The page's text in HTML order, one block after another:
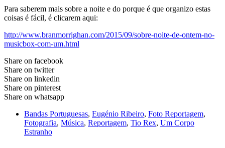
Para saberem mais sobre a noite e do porque é que organizo estas
coisas é fácil, é clicarem aqui:
http://www.branmorrighan.com/2015/09/sobre-noite-de-ontem-no-
musicbox-com-um.html
Share on facebook
Share on twitter
Share on linkedin
Share on pinterest
Share on whatsapp
Bandas Portuguesas, Eugénio Ribeiro, Foto Reportagem,
Fotografia, Música, Reportagem, Tio Rex, Um Corpo
Estranho